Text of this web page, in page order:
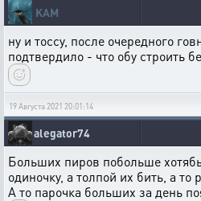
KAM
ну и тоссу, после очередного
подтвердило - что обу строить
19 Августа 2021 20:01:14
alegator74
Больших пиров побольше
одиночку, а толпой их бить, а то
А то парочка больших за день